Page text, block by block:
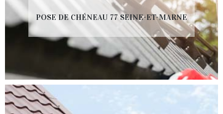
POSE DE CHÉNEAU 77 SEINE-ET-MARNE